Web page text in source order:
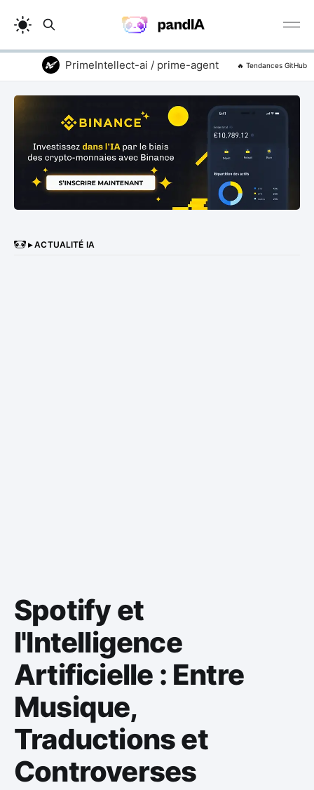
PrimeIntellect-ai / prime-agent 🔥 Tendances GitHub
▸ ACTUALITÉ IA
Spotify et
l'Intelligence
Artificielle : Entre
Musique,
Traductions et
Controverses